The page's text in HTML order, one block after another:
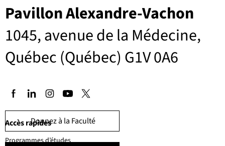
Pavillon Alexandre-Vachon
1045, avenue de la Médecine,
Québec (Québec) G1V 0A6
Donnez à la Faculté
Accès rapides
Programmes d’études